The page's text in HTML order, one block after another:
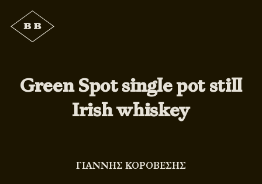
Green Spot single pot still
Irish whiskey
ΓΙΑΝΝΗΣ ΚΟΡΟΒΕΣΗΣ